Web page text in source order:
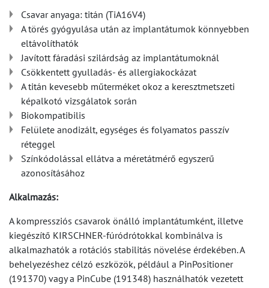
Csavar anyaga: titán (TiA16V4)
A törés gyógyulása után az implantátumok könnyebben
eltávolíthatók
Javított fáradási szilárdság az implantátumoknál
Csökkentett gyulladás- és allergiakockázat
A titán kevesebb műterméket okoz a keresztmetszeti
képalkotó vizsgálatok során
Biokompatibilis
Felülete anodizált, egységes és folyamatos passzív
réteggel
Színkódolással ellátva a méretátmérő egyszerű
azonosításához
Alkalmazás:
A kompressziós csavarok önálló implantátumként, illetve
kiegészítő KIRSCHNER-fúródrótokkal kombinálva is
alkalmazhatók a rotációs stabilitás növelése érdekében. A
behelyezéshez célzó eszközök, például a PinPositioner
(191370) vagy a PinCube (191348) használhatók vezetett